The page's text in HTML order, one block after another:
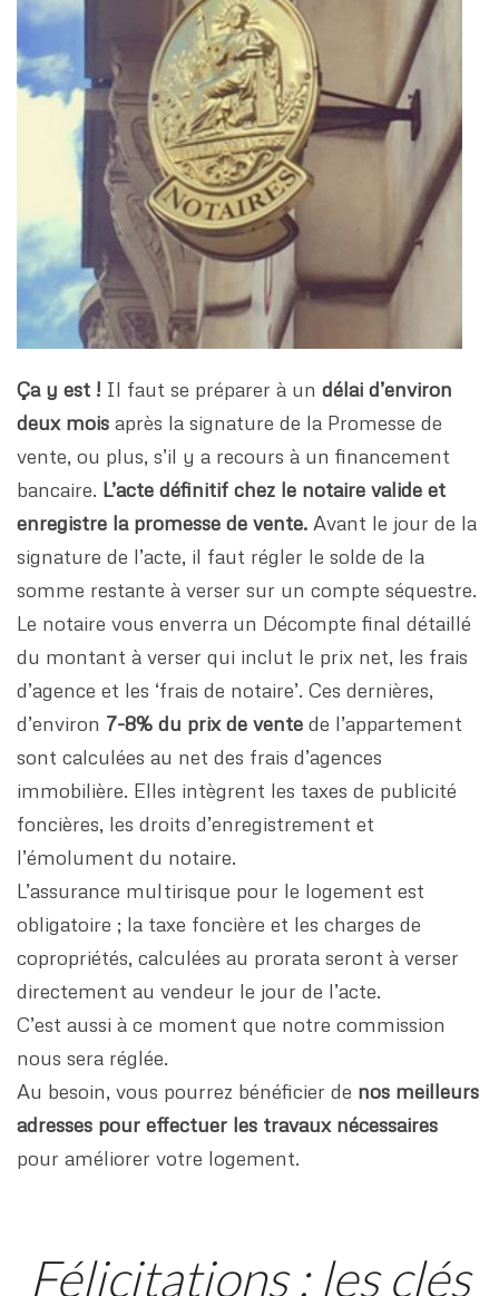
Ça y est ! Il faut se préparer à un délai d’environ
deux mois après la signature de la Promesse de
vente, ou plus, s’il y a recours à un financement
bancaire. L’acte définitif chez le notaire valide et
enregistre la promesse de vente. Avant le jour de la
signature de l’acte, il faut régler le solde de la
somme restante à verser sur un compte séquestre.
Le notaire vous enverra un Décompte final détaillé
du montant à verser qui inclut le prix net, les frais
d’agence et les ‘frais de notaire’. Ces dernières,
d’environ 7-8% du prix de vente de l’appartement
sont calculées au net des frais d’agences
immobilière. Elles intègrent les taxes de publicité
foncières, les droits d’enregistrement et
l’émolument du notaire.
L’assurance multirisque pour le logement est
obligatoire ; la taxe foncière et les charges de
copropriétés, calculées au prorata seront à verser
directement au vendeur le jour de l’acte.
C’est aussi à ce moment que notre commission
nous sera réglée.
Au besoin, vous pourrez bénéficier de nos meilleurs
adresses pour effectuer les travaux nécessaires
pour améliorer votre logement.
Félicitations : les clés